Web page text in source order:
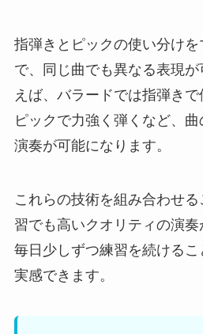
指弾きとピックの使い分けを
で、同じ曲でも異なる表現
えば、バラードでは指弾き
ピックで力強く弾くなど、
演奏が可能になります。
これらの技術を組み合わせ
習でも高いクオリティの演奏
毎日少しずつ練習を続ける
実感できます。